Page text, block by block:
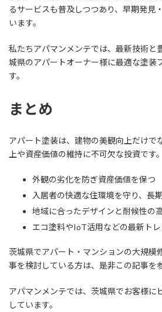
るサービスも普及しつつあり、早期発見
います。
私たちアパマンメンテでは、最新技術と
城県のアパートオーナー様に最適な塗装
す。
まとめ
アパート塗装は、建物の美観向上だけで
上や資産価値の維持に不可欠な投資です。
外観の劣化を防ぎ資産価値を保つ
入居者の快適な住環境を守り、長
地域に合ったデザインと耐候性の
エコ塗料やIoT活用などの最新ト
茨城県でアパート・マンションの大規模
事を検討している方は、是非この記事を
アパマンメンテでは、茨城県でお客様に
しています。